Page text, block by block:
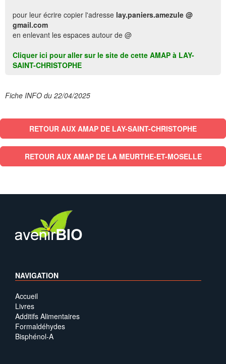
pour leur écrire copier l'adresse lay.paniers.amezule @
gmail.com
en enlevant les espaces autour de @
Cliquer ici pour aller sur le site de cette AMAP à LAY-
SAINT-CHRISTOPHE
Fiche INFO du 22/04/2025
RETOUR AUX AMAP DE LAY-SAINT-CHRISTOPHE
RETOUR AUX AMAP DE LA MEURTHE-ET-MOSELLE
NAVIGATION
Accueil
Livres
Additifs Alimentaires
Formaldéhydes
Bisphénol-A